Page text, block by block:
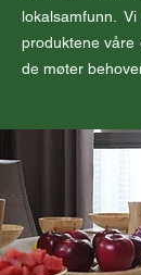
lokalsamfunn.
produktene våre
de møter